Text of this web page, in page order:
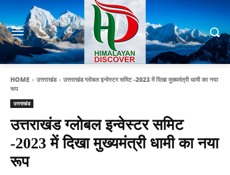
HOME उत्तराखंड
उत्तराखंड ग्लोबल इन्वेस्टर समिट -2023 में दिखा मुख्यमंत्री धामी का नया
रूप
उत्तराखंड
उत्तराखंड ग्लोबल इन्वेस्टर समिट
-2023 में दिखा मुख्यमंत्री धामी का नया
रूप